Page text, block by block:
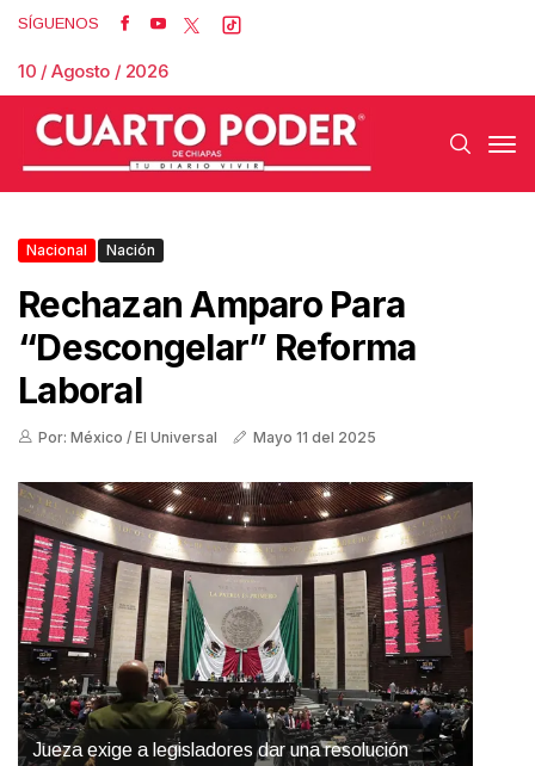
SÍGUENOS
10 / Agosto / 2026
Nacional Nación
Rechazan Amparo Para
“descongelar” Reforma
Laboral
Por: México / El Universal Mayo 11 del 2025
Jueza exige a legisladores dar una resolución